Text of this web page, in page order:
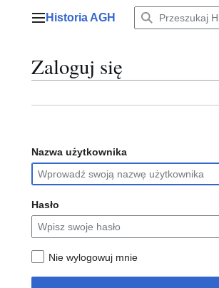
Menu główne
Historia AGH
Zaloguj się
Nazwa użytkownika
Hasło
Nie wylogowuj mnie